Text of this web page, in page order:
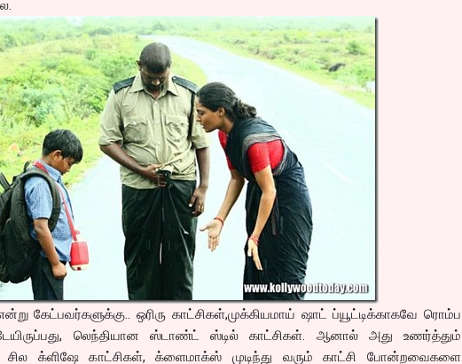
கேட்பவர்களுக்கு.. ஒரிரு காட்சிகள்,முக்கியமாய் ஷாட் ப்யூட்டிக்காகவே ரொம்ப
லெந்தியான ஸ்டாண்ட் ஸ்டில் காட்சிகள். ஆனால் அது உணர்த்தும்
க்ளிஷே காட்சிகள், க்ளைமாக்ஸ் முடிந்து வரும் காட்சி போன்றவைகளை